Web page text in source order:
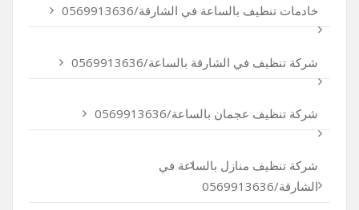
خادمات تنظيف بالساعة في الشارقة/0569913636
شركة تنظيف في الشارقة بالساعة/0569913636
شركة تنظيف عجمان بالساعة/0569913636
شركة تنظيف منازل بالساعة في
الشارقة/0569913636